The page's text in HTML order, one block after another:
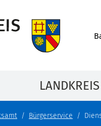
LANDKREIS
Bürgerservice